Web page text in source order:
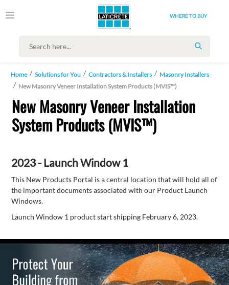
WHERE TO BUY
SEARCH
Home Solutions for You Contractors & Installers
Masonry Installers
New Masonry Veneer Installation System Products (MVIS™)
New Masonry Veneer Installation
System Products (MVIS™)
2023 - Launch Window 1
This New Products Portal is a central location that will hold all of
the important documents associated with our Product Launch
Windows.
Launch Window 1 product start shipping February 6, 2023.
Video
Player